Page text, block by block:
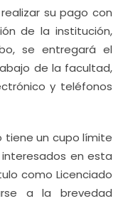
su pago con
de la institución,
se entregará el
de la facultad,
y teléfonos
tiene un cupo límite
en esta
como Licenciado
a la brevedad